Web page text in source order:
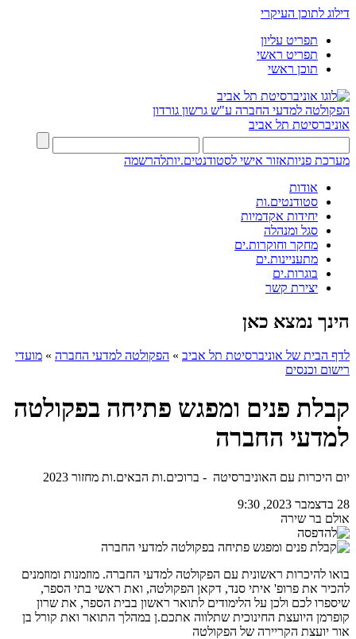
דילוג לתוכן העיקרי
תפריט עליון
תפריט ראשי
תוכן ראשי
הפקולטה למדעי החברה ע"ש גרשון גורדון
אוניברסיטת תל אביב
מערכת פניותאזור אישי לסטודנטים.יותלהרשמה
אודות
סטודנטים.ות
יחידות אקדמיות
סגל ומנהלה
מחקר וחוקרות.ים
מתעניינות.ים
בוגרות.ים
יצירת קשר
הינך נמצא כאן
לדף הבית של אוניברסיטת תל אביב » הפקולטה למדעי החברה » מועדי
רישום וכנסים
קבלת פנים ומפגש פתיחה בפקולטה
למדעי החברה
יום היכרות עם האוניברסיטה - ברוכים.ות הבאים.ות מחזור 2023
28 בדצמבר 2023, 9:30
אולם בר שירה
בואו להיכרות ראשונית עם הפקולטה למדעי החברה. מוזמנות ומוזמנים
להכיר את פרופ' איתי סנד, דקאן הפקולטה, ואת ראשי בתי הספר,
שיספרו לכם ולכן על הלימודים לתואר ראשון בבית הספר, את שרון
קופרמן היועצת החינוכית שתלווה אתכם.ן במהלך התואר ואת קורל בן
אור יועצת הקריירה של הפקולטה